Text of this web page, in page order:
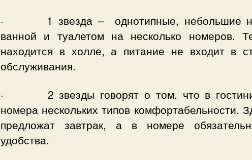
· 1 звезда – однотипные, небольшие
ванной и туалетом на несколько номеров.
находится в холле, а питание не входит в
обслуживания.
· 2 звезды говорят о том, что в
номера нескольких типов комфортабельности.
предложат завтрак, а в номере
удобства.